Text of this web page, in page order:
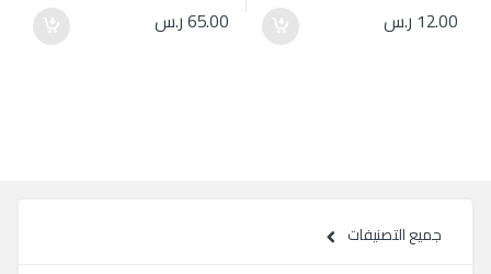
12.00 ر.س 65.00ر.س
جميع التصنيفات